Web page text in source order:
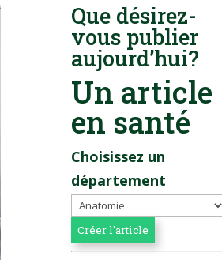
Que désirez-
vous publier
aujourd’hui?
Un article
en santé
Choisissez un
département